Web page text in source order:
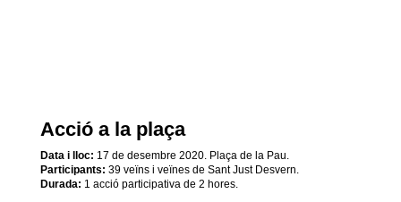
Acció a la plaça
Data i lloc: 17 de desembre 2020. Plaça de la Pau.
Participants: 39 veïns i veïnes de Sant Just Desvern.
Durada: 1 acció participativa de 2 hores.